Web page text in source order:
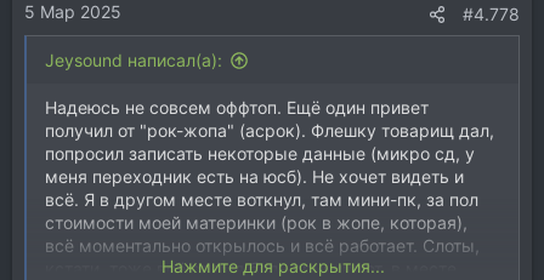
5 Мар 2025 #4.778
Jeysound написал(а):
Надеюсь не совсем оффтоп. Ещё один привет
получил от "рок-жопа" (асрок). Флешку товарищ дал,
попросил записать некоторые данные (микро сд, у
меня переходник есть на юсб). Не хочет видеть и
всё. Я в другом месте воткнул, там мини-пк, за пол
стоимости моей материнки (рок в жопе, которая),
всё моментально открылось и всё работает. Слоты,
кстати, тоже всё время боль причиняют, в месте,
Нажмите для раскрытия...